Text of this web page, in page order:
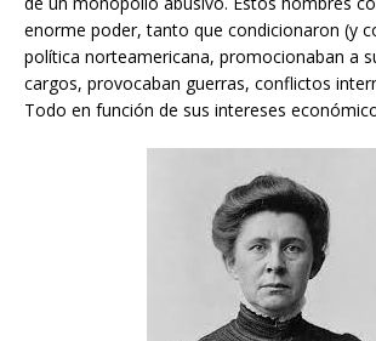
enorme poder, tanto que condicionaron (y
política norteamericana, promocionaban a
cargos, provocaban guerras, conflictos
Todo en función de sus intereses